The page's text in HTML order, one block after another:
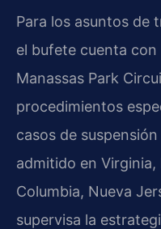
Para los asuntos de
el bufete cuenta
Manassas Park
procedimientos
casos de
admitido en
Columbia, Nueva
supervisa la